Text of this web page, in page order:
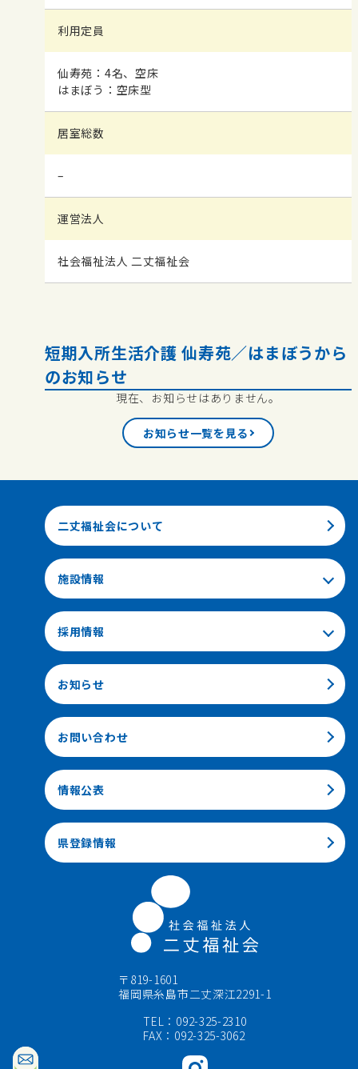
利用定員
仙寿苑：4名、空床
はまぼう：空床型
居室総数
–
運営法人
社会福祉法人 二丈福祉会
短期入所生活介護 仙寿苑／はまぼうから
のお知らせ
現在、お知らせはありません。
お知らせ一覧を見る
二丈福祉会について
施設情報
採用情報
お知らせ
お問い合わせ
情報公表
県登録情報
〒819-1601
福岡県糸島市二丈深江2291-1
TEL：092-325-2310
FAX：092-325-3062